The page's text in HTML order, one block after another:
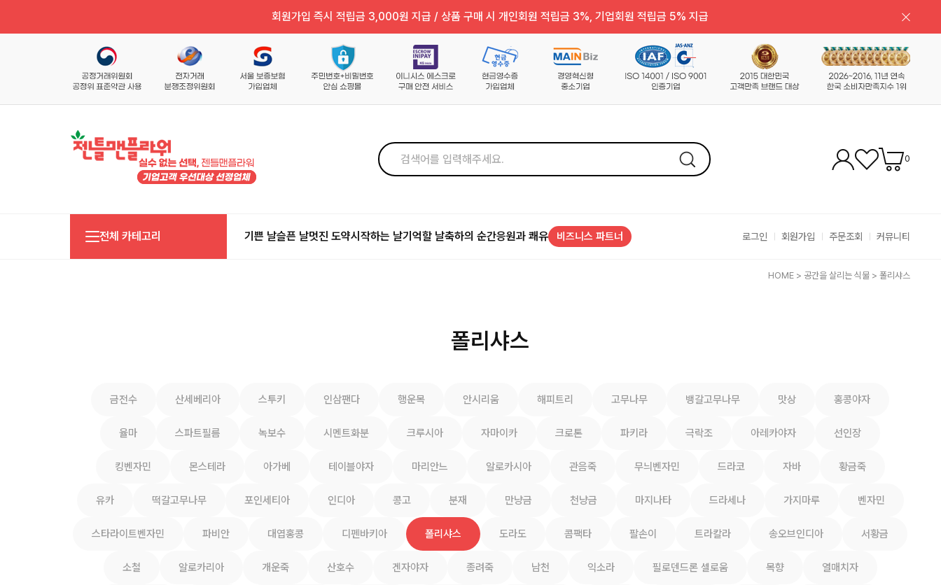
회원가입 즉시 적립금 3,000원 지급 / 상품 구매 시 개인회원 적립금 3%, 기업회원 적립금 5% 지급
0
전체 카테고리 기쁜 날슬픈 날멋진 도약시작하는 날기억할 날축하의 순간응원과 쾌유 비즈니스 파트너 로그인 회원가입 주문조회 커뮤니티
HOME > 공간을 살리는 식물 > 폴리샤스
폴리샤스
금전수 산세베리아 스투키 인삼팬다 행운목 안시리움 해피트리 고무나무 뱅갈고무나무 맛상 홍콩야자
율마 스파트필름 녹보수 시멘트화분 크루시아 자마이카 크로톤 파키라 극락조 아레카야자 선인장
킹벤자민 몬스테라 아가베 테이블야자 마리안느 알로카시아 관음죽 무늬벤자민 드라코 자바 황금죽
유카 떡갈고무나무 포인세티아 인디아 콩고 분재 만냥금 천냥금 마지나타 드라세나 가지마루 벤자민
스타라이트벤자민 파비안 대엽홍콩 디펜바키아 폴리샤스 도라도 콤팩타 팔손이 트라칼라 송오브인디아 서황금
소철 알로카리아 개운죽 산호수 겐자야자 종려죽 남천 익소라 필로덴드론 셀로움 목향 열매치자